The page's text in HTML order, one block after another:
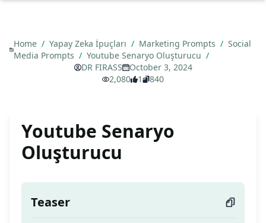
Home / Yapay Zeka İpuçları / Marketing Prompts / Social
Media Prompts / Youtube Senaryo Oluşturucu /
DR FIRASS
October 3, 2024
2,080
1 840
Youtube Senaryo
Oluşturucu
Teaser